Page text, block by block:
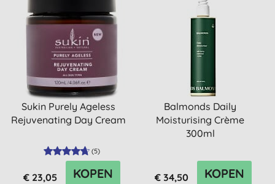
Sukin Purely Ageless
Rejuvenating Day Cream
(5)
€ 23,05 KOPEN
Balmonds Daily
Moisturising Crème
300ml
€ 34,50 KOPEN